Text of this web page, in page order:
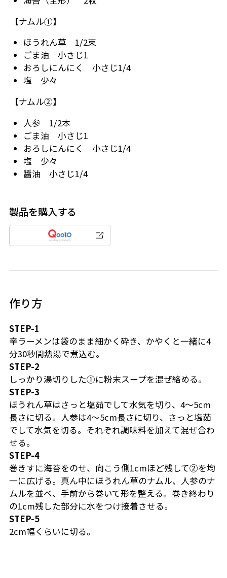
【ナムル①】
ほうれん草 1/2束
ごま油 小さじ1
おろしにんにく 小さじ1/4
塩 少々
【ナムル②】
人参 1/2本
ごま油 小さじ1
おろしにんにく 小さじ1/4
塩 少々
醤油 小さじ1/4
製品を購入する
作り方
STEP-1
辛ラーメンは袋のまま細かく砕き、かやくと一緒に4
分30秒間熱湯で煮込む。
STEP-2
しっかり湯切りした①に粉末スープを混ぜ絡める。
STEP-3
ほうれん草はさっと塩茹でして水気を切り、4〜5cm
長さに切る。人参は4〜5cm長さに切り、さっと塩茹
でして水気を切る。それぞれ調味料を加えて混ぜ合わ
せる。
STEP-4
巻きすに海苔をのせ、向こう側1cmほど残して②を均
一に広げる。真ん中にほうれん草のナムル、人参のナ
ムルを並べ、手前から巻いて形を整える。巻き終わり
の1cm残した部分に水をつけ接着させる。
STEP-5
2cm幅くらいに切る。